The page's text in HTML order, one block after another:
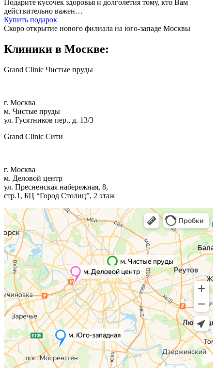
Подарите кусочек здоровья и долголетия тому, кто Вам
действительно важен…
Купить подарок
Скоро открытие нового филиала на юго-западе Москвы
Клиники в Москве:
Grand Clinic Чистые пруды
г. Москва
м. Чистые пруды
ул. Гусятников пер., д. 13/3
Grand Clinic Сити
г. Москва
м. Деловой центр
ул. Пресненская набережная, 8,
стр.1, БЦ “Город Столиц”, 2 этаж